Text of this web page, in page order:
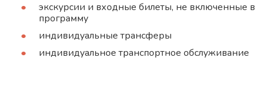
экскурсии и входные билеты, не включенные в
программу
индивидуальные трансферы
индивидуальное транспортное обслуживание